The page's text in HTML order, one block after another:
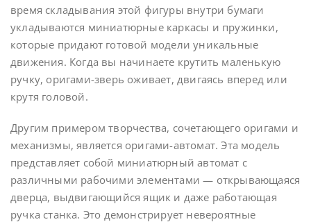
время складывания этой фигуры внутри бумаги
укладываются миниатюрные каркасы и пружинки,
которые придают готовой модели уникальные
движения. Когда вы начинаете крутить маленькую
ручку, оригами-зверь оживает, двигаясь вперед или
крутя головой.
Другим примером творчества, сочетающего оригами и
механизмы, является оригами-автомат. Эта модель
представляет собой миниатюрный автомат с
различными рабочими элементами — открывающаяся
дверца, выдвигающийся ящик и даже работающая
ручка станка. Это демонстрирует невероятные